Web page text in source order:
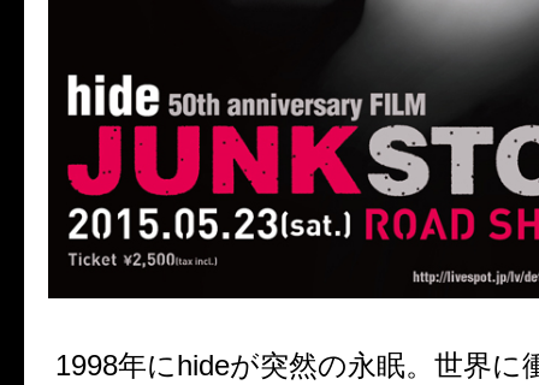
1998年にhideが突然の永眠。世界に